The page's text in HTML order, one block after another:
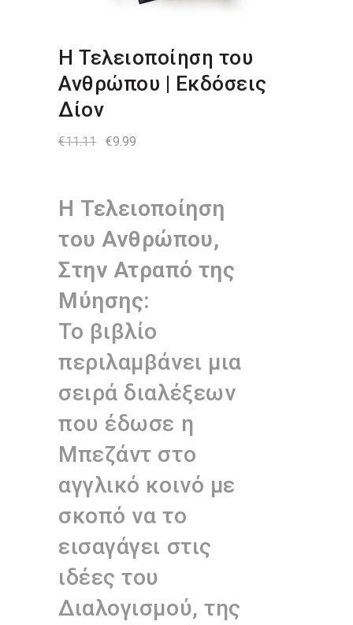
Η Τελειοποίηση του
Ανθρώπου | Εκδόσεις
Δίον
€11.11
Original
€9.99
Η Τελειοποίηση
του Ανθρώπου,
Στην Ατραπό της
Μύησης:
Το βιβλίο
περιλαμβάνει μια
σειρά διαλέξεων
που έδωσε η
Μπεζάντ στο
αγγλικό κοινό με
σκοπό να το
εισαγάγει στις
ιδέες του
Διαλογισμού, της